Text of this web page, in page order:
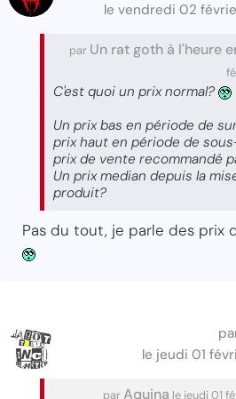
le vendredi 02
par Un rat goth à l'heure
C'est quoi un prix normal?
Un prix bas en période de
prix haut en période de
prix de vente recommandé
Un prix median depuis la
produit?
Pas du tout, je parle des prix
le jeudi 01
parAquina le jeudi 01